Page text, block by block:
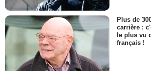
Plus de
carrière :
le plus vu
français !